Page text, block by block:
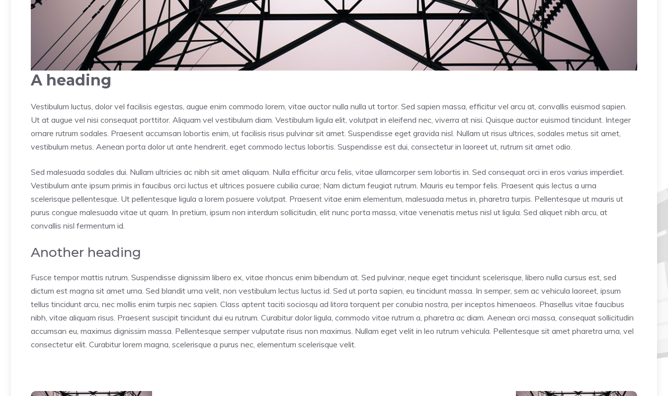
A heading
Vestibulum luctus, dolor vel facilisis egestas, augue enim commodo lorem, vitae auctor nulla nulla ut tortor. Sed sapien massa, efficitur vel arcu at, convallis euismod sapien.
Ut at augue vel nisi consequat porttitor. Aliquam vel vestibulum diam. Vestibulum ligula elit, volutpat in eleifend nec, viverra at nisi. Quisque auctor euismod tincidunt. Integer
ornare rutrum sodales. Praesent accumsan lobortis enim, ut facilisis risus pulvinar sit amet. Suspendisse eget gravida nisl. Nullam ut risus ultrices, sodales metus sit amet,
vestibulum metus. Aenean porta dolor ut ante hendrerit, eget commodo lectus lobortis. Suspendisse est dui, consectetur in laoreet ut, rutrum sit amet odio.
Sed malesuada sodales dui. Nullam ultricies ac nibh sit amet aliquam. Nulla efficitur arcu felis, vitae ullamcorper sem lobortis in. Sed consequat orci in eros varius imperdiet.
Vestibulum ante ipsum primis in faucibus orci luctus et ultrices posuere cubilia curae; Nam dictum feugiat rutrum. Mauris eu tempor felis. Praesent quis lectus a urna
scelerisque pellentesque. Ut pellentesque ligula a lorem posuere volutpat. Praesent vitae enim elementum, malesuada metus in, pharetra turpis. Pellentesque ut mauris ut
purus congue malesuada vitae ut quam. In pretium, ipsum non interdum sollicitudin, elit nunc porta massa, vitae venenatis metus nisl ut ligula. Sed aliquet nibh arcu, at
convallis nisl fermentum id.
Another heading
Fusce tempor mattis rutrum. Suspendisse dignissim libero ex, vitae rhoncus enim bibendum at. Sed pulvinar, neque eget tincidunt scelerisque, libero nulla cursus est, sed
dictum est magna sit amet urna. Sed blandit urna velit, non vestibulum lectus luctus id. Sed ut porta sapien, eu tincidunt massa. In semper, sem ac vehicula laoreet, ipsum
tellus tincidunt arcu, nec mollis enim turpis nec sapien. Class aptent taciti sociosqu ad litora torquent per conubia nostra, per inceptos himenaeos. Phasellus vitae faucibus
nibh, vitae aliquam risus. Praesent suscipit tincidunt dui eu rutrum. Curabitur dolor ligula, commodo vitae rutrum a, pharetra ac diam. Aenean orci massa, consequat sollicitudin
accumsan eu, maximus dignissim massa. Pellentesque semper vulputate risus non maximus. Nullam eget velit in leo rutrum vehicula. Pellentesque sit amet pharetra urna, vel
consectetur elit. Curabitur lorem magna, scelerisque a purus nec, elementum scelerisque velit.